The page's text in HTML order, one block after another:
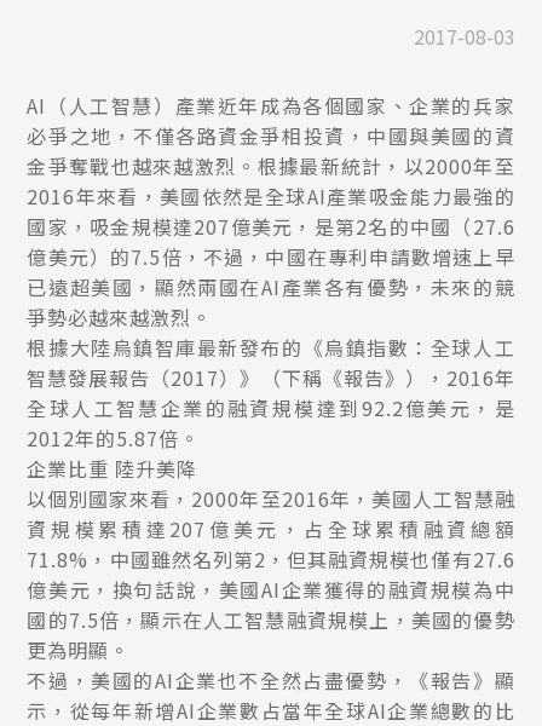
2017-08-03
AI（人工智慧）產業近年成為各個國家、企業的兵家
必爭之地，不僅各路資金爭相投資，中國與美國的資
金爭奪戰也越來越激烈。根據最新統計，以2000年至
2016年來看，美國依然是全球AI產業吸金能力最強的
國家，吸金規模達207億美元，是第2名的中國（27.6
億美元）的7.5倍，不過，中國在專利申請數增速上早
已遠超美國，顯然兩國在AI產業各有優勢，未來的競
爭勢必越來越激烈。
根據大陸烏鎮智庫最新發布的《烏鎮指數：全球人工
智慧發展報告（2017）》（下稱《報告》），2016年
全球人工智慧企業的融資規模達到92.2億美元，是
2012年的5.87倍。
企業比重 陸升美降
以個別國家來看，2000年至2016年，美國人工智慧融
資規模累積達207億美元，占全球累積融資總額
71.8%，中國雖然名列第2，但其融資規模也僅有27.6
億美元，換句話說，美國AI企業獲得的融資規模為中
國的7.5倍，顯示在人工智慧融資規模上，美國的優勢
更為明顯。
不過，美國的AI企業也不全然占盡優勢，《報告》顯
示，從每年新增AI企業數占當年全球AI企業總數的比